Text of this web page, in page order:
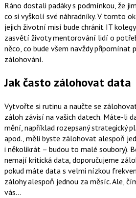
Ráno dostali padáky s podmínkou, že
co si vyškolí své náhradníky. V tomto
jejich životní misí bude chránit IT
zasvětí životy mentorování lidí o
něco, co bude všem navždy připomínat
zálohování.
Jak často zálohovat data
Vytvořte si rutinu a naučte se
záloh závisí na vašich datech. Máte-li
mění, například rozepsaný strategický
apod., měli byste zálohovat alespoň
i několikrát – budou to malé soubory).
nemají kritická data, doporučujeme
pokud máte data s velmi nízkou
zálohy alespoň jednou za měsíc. Ale,
vás…